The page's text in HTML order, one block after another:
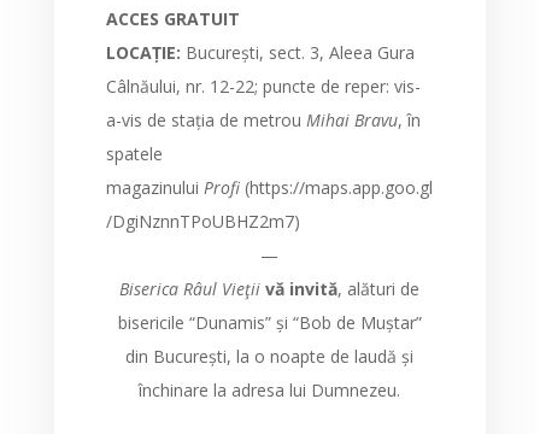
ACCES GRATUIT
LOCAȚIE: București, sect. 3, Aleea Gura
Câlnăului, nr. 12-22; puncte de reper: vis-
a-vis de stația de metrou Mihai Bravu, în
spatele
magazinului Profi (https://maps.app.goo.gl
/DgiNznnTPoUBHZ2m7)
—
Biserica Râul Vieţii vă invită, alături de
bisericile “Dunamis” și “Bob de Muștar”
din București, la o noapte de laudă și
închinare la adresa lui Dumnezeu.